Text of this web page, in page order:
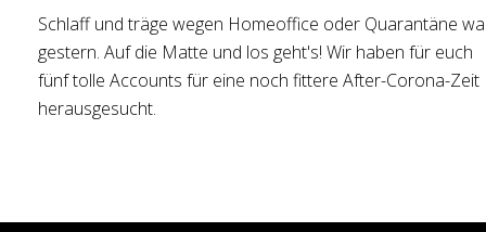
Schlaff und träge wegen Homeoffice oder Quarantäne
gestern. Auf die Matte und los geht's! Wir haben für euch
fünf tolle Accounts für eine noch fittere After-Corona-Zeit
herausgesucht.